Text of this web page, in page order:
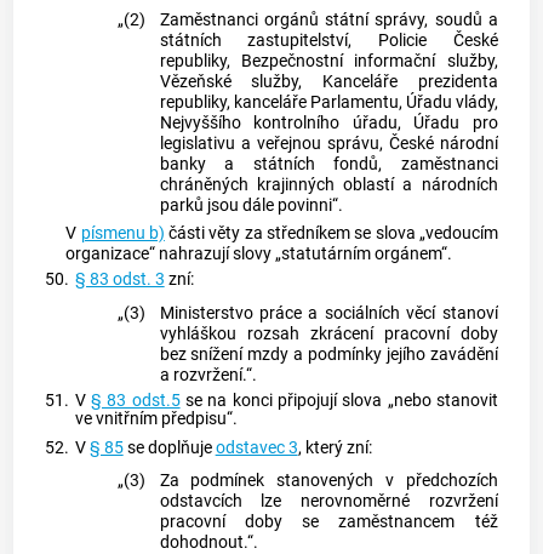
„(2)
Zaměstnanci orgánů státní správy, soudů a
státních zastupitelství, Policie České
republiky, Bezpečnostní informační služby,
Vězeňské služby, Kanceláře prezidenta
republiky, kanceláře Parlamentu, Úřadu vlády,
Nejvyššího kontrolního úřadu, Úřadu pro
legislativu a veřejnou správu, České národní
banky a státních fondů, zaměstnanci
chráněných krajinných oblastí a národních
parků jsou dále povinni“.
V písmenu b) části věty za středníkem se slova „vedoucím
organizace“ nahrazují slovy „statutárním orgánem“.
50. § 83 odst. 3 zní:
„(3)
Ministerstvo práce a sociálních věcí stanoví
vyhláškou rozsah zkrácení pracovní doby
bez snížení mzdy a podmínky jejího zavádění
a rozvržení.“.
51. V § 83 odst.5se na konci připojují slova „nebo stanovit
ve vnitřním předpisu“.
52. V§ 85se doplňujeodstavec 3, který zní:
„(3)
Za podmínek stanovených v předchozích
odstavcích lze nerovnoměrné rozvržení
pracovní doby se zaměstnancem též
dohodnout.“.